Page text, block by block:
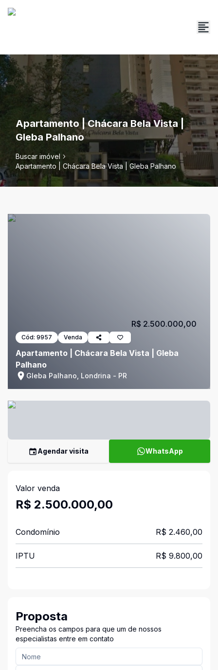
Apartamento | Chácara Bela Vista |
Gleba Palhano
Buscar imóvel
Apartamento | Chácara Bela Vista | Gleba Palhano
Cód: 9957 Venda
Apartamento | Chácara Bela Vista | Gleba
Palhano
Gleba Palhano, Londrina - PR
R$ 2.500.000,00
Agendar visita WhatsApp
Valor venda
R$ 2.500.000,00
Condomínio R$ 2.460,00
IPTU R$ 9.800,00
Proposta
Preencha os campos para que um de nossos
especialistas entre em contato